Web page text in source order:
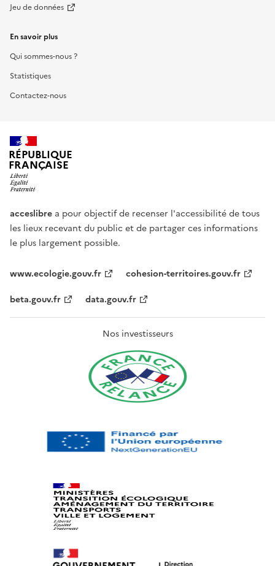
Jeu de données
En savoir plus
Qui sommes-nous ?
Statistiques
Contactez-nous
RÉPUBLIQUE
FRANÇAISE
acceslibre a pour objectif de recenser l'accessibilité de tous
les lieux recevant du public et de partager ces informations
le plus largement possible.
www.ecologie.gouv.fr
cohesion-territoires.gouv.fr
beta.gouv.fr
data.gouv.fr
Nos investisseurs